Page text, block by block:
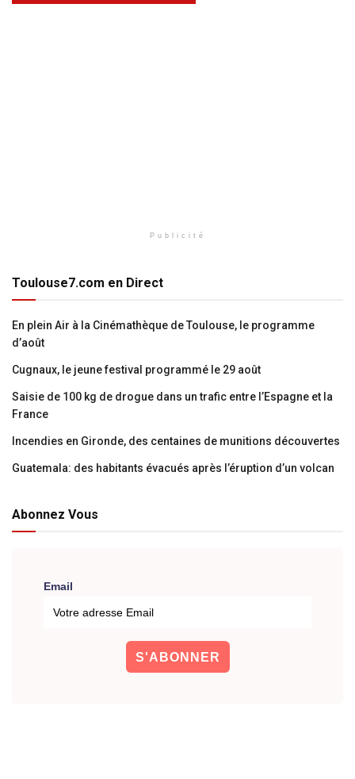
Publicité
Toulouse7.com en Direct
En plein Air à la Cinémathèque de Toulouse, le programme
d’août
Cugnaux, le jeune festival programmé le 29 août
Saisie de 100 kg de drogue dans un trafic entre l’Espagne et la
France
Incendies en Gironde, des centaines de munitions découvertes
Guatemala: des habitants évacués après l’éruption d’un volcan
Abonnez Vous
Email